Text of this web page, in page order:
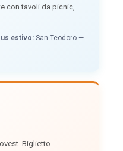
con tavoli da picnic,
estivo:San Teodoro —
Biglietto